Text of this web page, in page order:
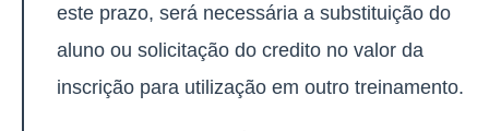
este prazo, será necessária a substituição do
aluno ou solicitação do credito no valor da
inscrição para utilização em outro treinamento.